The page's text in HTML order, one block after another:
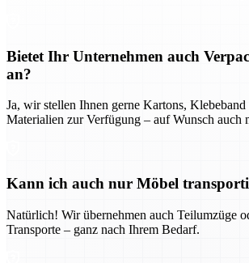
Bietet Ihr Unternehmen auch
an?
Ja, wir stellen Ihnen gerne Kartons,
Materialien zur Verfügung – auf Wunsch auch
Kann ich auch nur Möbel
Natürlich! Wir übernehmen auch Teilumzüge
Transporte – ganz nach Ihrem Bedarf.